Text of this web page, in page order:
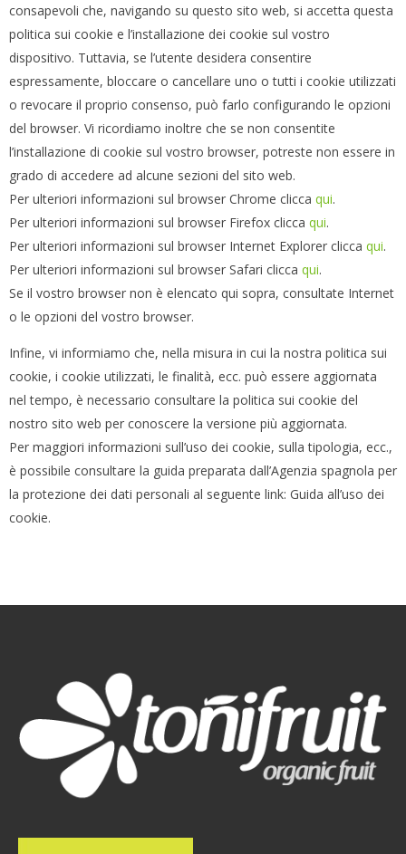
consapevoli che, navigando su questo sito web, si accetta questa
politica sui cookie e l’installazione dei cookie sul vostro
dispositivo. Tuttavia, se l’utente desidera consentire
espressamente, bloccare o cancellare uno o tutti i cookie utilizzati
o revocare il proprio consenso, può farlo configurando le opzioni
del browser. Vi ricordiamo inoltre che se non consentite
l’installazione di cookie sul vostro browser, potreste non essere in
grado di accedere ad alcune sezioni del sito web.
Per ulteriori informazioni sul browser Chrome clicca qui.
Per ulteriori informazioni sul browser Firefox clicca qui.
Per ulteriori informazioni sul browser Internet Explorer clicca qui.
Per ulteriori informazioni sul browser Safari clicca qui.
Se il vostro browser non è elencato qui sopra, consultate Internet
o le opzioni del vostro browser.
Infine, vi informiamo che, nella misura in cui la nostra politica sui
cookie, i cookie utilizzati, le finalità, ecc. può essere aggiornata
nel tempo, è necessario consultare la politica sui cookie del
nostro sito web per conoscere la versione più aggiornata.
Per maggiori informazioni sull’uso dei cookie, sulla tipologia, ecc.,
è possibile consultare la guida preparata dall’Agenzia spagnola per
la protezione dei dati personali al seguente link: Guida all’uso dei
cookie.